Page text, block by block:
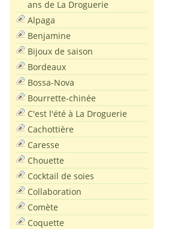
ans de La Droguerie
Alpaga
Benjamine
Bijoux de saison
Bordeaux
Bossa-Nova
Bourrette-chinée
C'est l'été à La Droguerie
Cachottière
Caresse
Chouette
Cocktail de soies
Collaboration
Comète
Coquette